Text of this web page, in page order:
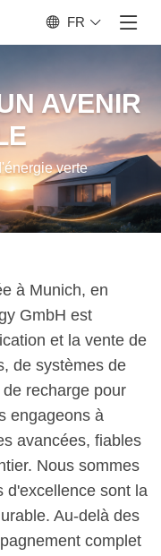
FR
AVENIR
verte
à Munich, en
GmbH est
et la vente de
de systèmes de
recharge pour
engageons à
avancées, fiables
Nous sommes
d'excellence sont la
Au-delà des
complet